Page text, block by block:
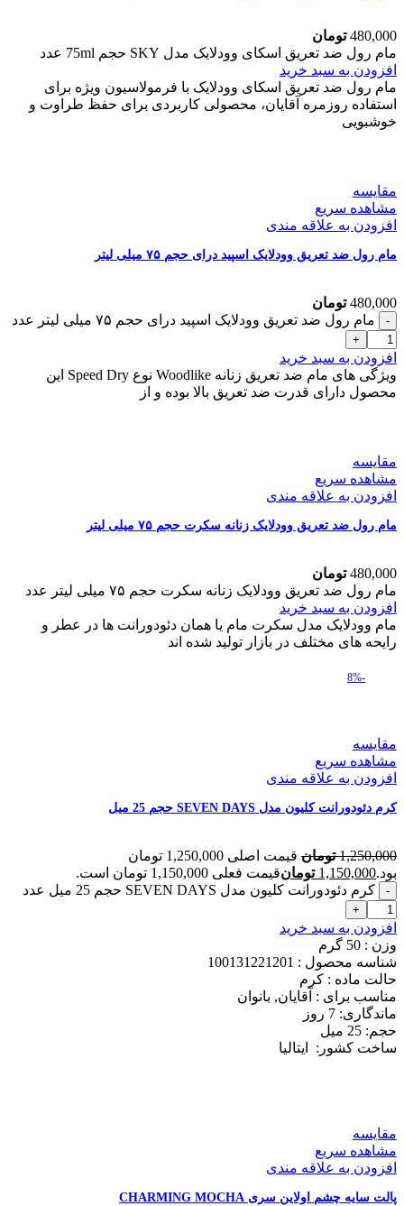
480,000 تومان
مام رول ضد تعریق اسکای وودلایک مدل SKY حجم 75ml عدد
افزودن به سبد خرید
مام رول ضد تعریق اسکای وودلایک با فرمولاسیون ویژه برای
استفاده روزمره آقایان، محصولی کاربردی برای حفظ طراوت و
خوشبویی
مقایسه
مشاهده سریع
افزودن به علاقه مندی
مام رول ضد تعریق وودلایک اسپید درای حجم ۷۵ میلی لیتر
480,000 تومان
مام رول ضد تعریق وودلایک اسپید درای حجم ۷۵ میلی لیتر عدد
افزودن به سبد خرید
ویژگی های مام ضد تعریق زنانه Woodlike نوع Speed Dry این
محصول دارای قدرت ضد تعریق بالا بوده و از
مقایسه
مشاهده سریع
افزودن به علاقه مندی
مام رول ضد تعریق وودلایک زنانه سکرت حجم ۷۵ میلی لیتر
480,000 تومان
مام رول ضد تعریق وودلایک زنانه سکرت حجم ۷۵ میلی لیتر عدد
افزودن به سبد خرید
مام وودلایک مدل سکرت مام یا همان دئودورانت ها در عطر و
رایحه های مختلف در بازار تولید شده اند
-8%
مقایسه
مشاهده سریع
افزودن به علاقه مندی
کرم دئودورانت کلیون مدل SEVEN DAYS حجم 25 میل
1,250,000 تومان
قیمت اصلی 1,250,000 تومان
بود.1,150,000 تومانقیمت فعلی 1,150,000 تومان است.
کرم دئودورانت کلیون مدل SEVEN DAYS حجم 25 میل عدد
افزودن به سبد خرید
وزن : 50
گرم
شناسه محصول : 100131221201
حالت ماده : کرم
مناسب برای : آقایان, بانوان
ماندگاری: 7
روز
حجم: 25
میل
ساخت کشور:
ایتالیا
مقایسه
مشاهده سریع
افزودن به علاقه مندی
پالت سایه چشم اولاین سری CHARMING MOCHA